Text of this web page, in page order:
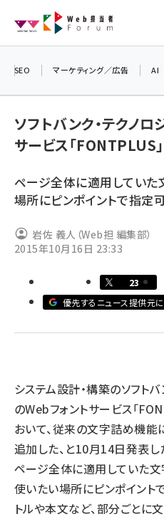
ン
ai (2820)
note (2322)
z世代 (1629)
SEO マーケティング／広告 AI
ソフトバンク・テクノ
サービス「
ページ全体に適用していた
場所にピンポイントで指定
岩佐 義人（Web担 編集部）
2015年10月16日 23:33
23
優先するニュース提供元
システム設計・構築のソフト
のWebフォントサービス「
おいて、従来の文字詰め機
追加した、と10月14日発表し
ページ全体に適用していた
使いたい場所にピンポイント
トルや本文など、部分ごと